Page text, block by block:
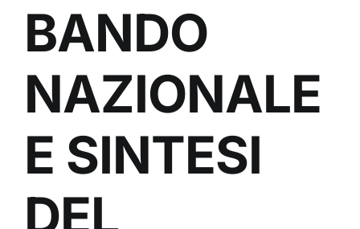
BANDO
NAZIONALE
E SINTESI
DEL